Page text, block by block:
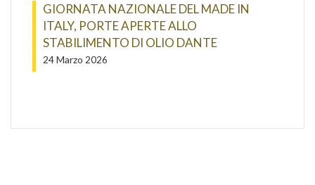
GIORNATA NAZIONALE DEL MADE IN
ITALY, PORTE APERTE ALLO
STABILIMENTO DI OLIO DANTE
24 Marzo 2026